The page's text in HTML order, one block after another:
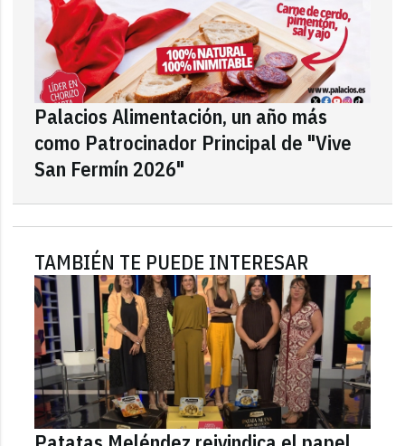
Palacios Alimentación, un año más
como Patrocinador Principal de "Vive
San Fermín 2026"
TAMBIÉN TE PUEDE INTERESAR